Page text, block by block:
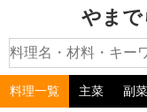
やま
料理一覧 主菜 副菜